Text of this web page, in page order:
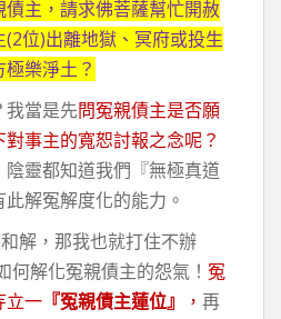
主，請求佛菩薩幫忙開赦
位)出離地獄、冥府或投生
樂淨土？
我當是先問冤親債主是否願
事主的寬恕討報之念呢？
靈都知道我們『無極真道
解冤解度化的能力。
解，那我也就打住不辦
何解化冤親債主的怨氣！ 冤
立一 『冤親債主蓮位』 ， 再